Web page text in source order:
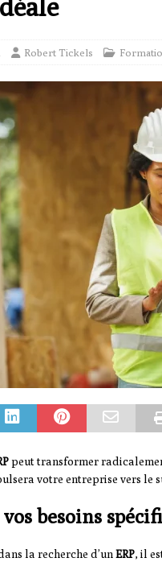
Robert Tickels
peut transformer
votre entreprise vers le
besoins
la recherche d’un ERP, il